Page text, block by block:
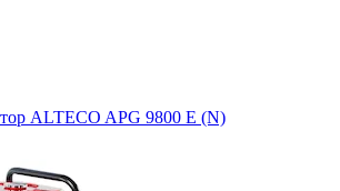
ALTECO APG 9800 E (N)